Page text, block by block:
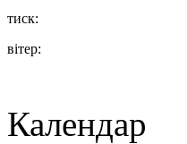
тиск:
вітер:
Календар